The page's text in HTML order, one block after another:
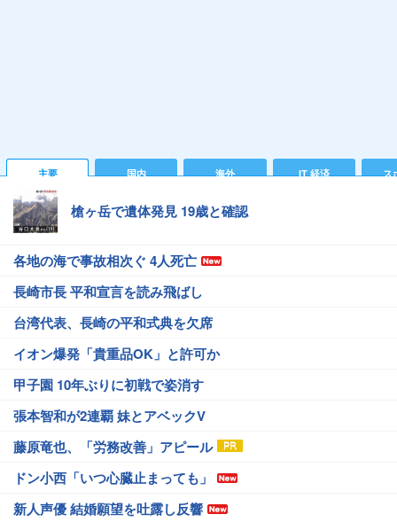
主要 国内 海外 IT 経済 ス
槍ヶ岳で遺体発見 19歳と確認
各地の海で事故相次ぐ 4人死亡
長崎市長 平和宣言を読み飛ばし
台湾代表、長崎の平和式典を欠席
イオン爆発「貴重品OK」と許可か
甲子園 10年ぶりに初戦で姿消す
張本智和が2連覇 妹とアベックV
藤原竜也、「労務改善」アピール
ドン小西「いつ心臓止まっても」
新人声優 結婚願望を吐露し反響